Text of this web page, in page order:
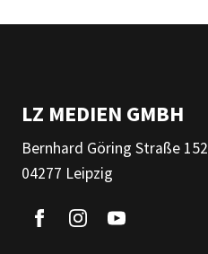
LZ MEDIEN GMBH
Bernhard Göring Straße 152
04277 Leipzig